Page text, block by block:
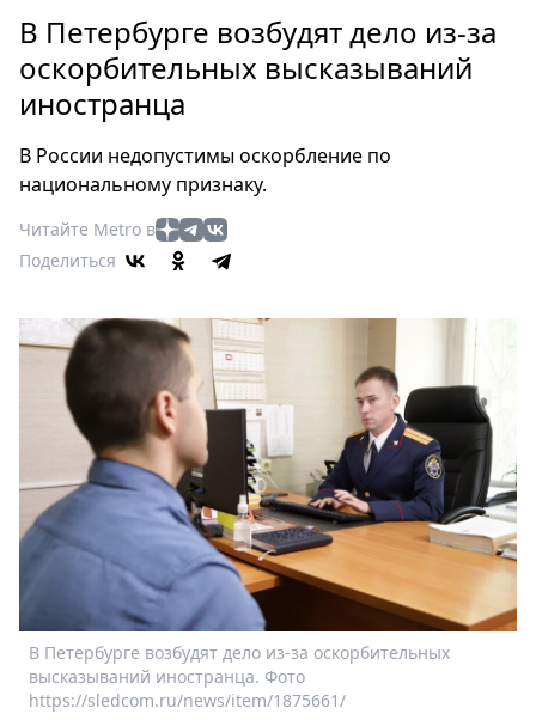
Россия
Мир
Здоровье
Туризм
Мода
Театр
Кино
Книги
Выставки
Пресс-
релизы
О
Metro
Стримы
Спецпроекты
Звезды
Выборы
2026
Скачай
Metro
В Петербурге возбудят дело из-за
оскорбительных высказываний
иностранца
В России недопустимы оскорбление по
национальному признаку.
Читайте Metro в
Поделиться
В Петербурге возбудят дело из-за оскорбительных
высказываний иностранца. Фото
https://sledcom.ru/news/item/1875661/